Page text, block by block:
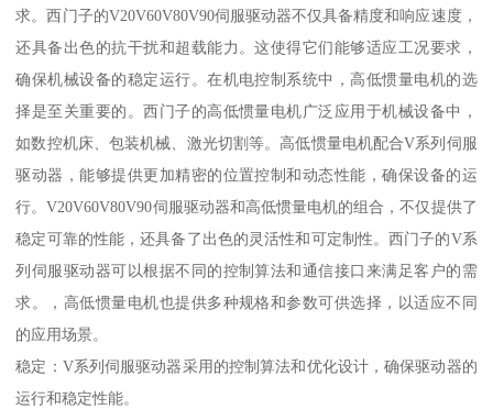
求。西门子的V20V60V80V90伺服驱动器不仅具备精度和响应速度，
还具备出色的抗干扰和超载能力。这使得它们能够适应工况要求，
确保机械设备的稳定运行。在机电控制系统中，高低惯量电机的选
择是至关重要的。西门子的高低惯量电机广泛应用于机械设备中，
如数控机床、包装机械、激光切割等。高低惯量电机配合V系列伺服
驱动器，能够提供更加精密的位置控制和动态性能，确保设备的运
行。V20V60V80V90伺服驱动器和高低惯量电机的组合，不仅提供了
稳定可靠的性能，还具备了出色的灵活性和可定制性。西门子的V系
列伺服驱动器可以根据不同的控制算法和通信接口来满足客户的需
求。，高低惯量电机也提供多种规格和参数可供选择，以适应不同
的应用场景。
稳定：V系列伺服驱动器采用的控制算法和优化设计，确保驱动器的
运行和稳定性能。